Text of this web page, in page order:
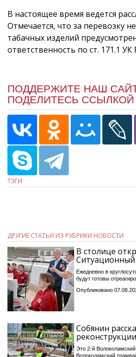
В настоящее время ведется
Отмечается, что за перевозку
табачных изделий
ответственность по ст. 171.1 УК
ПОДДЕРЖИТЕ НАШ
ПОДЕЛИТЕСЬ
ТЭГИ
ДРУГИЕ СТАТЬИ ИЗ РУБРИКИ НОВОСТИ
В столице
Ежедневно в
будут готовы
Опубликовано
Собянин
Это 2-й
Волоколамский